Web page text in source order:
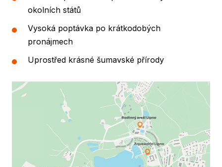
okolních států
Vysoká poptávka po krátkodobých
pronájmech
Uprostřed krásné šumavské přírody